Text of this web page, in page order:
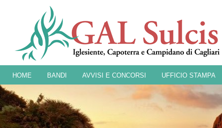
HOME BANDI AVVISI E CONCORSI UFFICIO STAMPA